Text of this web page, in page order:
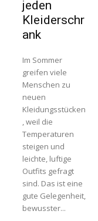
jeden
Kleiderschr
ank
Im Sommer
greifen viele
Menschen zu
neuen
Kleidungsstücken
, weil die
Temperaturen
steigen und
leichte, luftige
Outfits gefragt
sind. Das ist eine
gute Gelegenheit,
bewusster...